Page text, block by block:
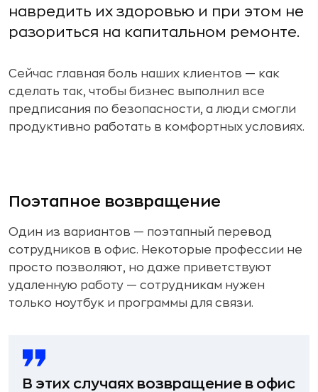
навредить их здоровью и при этом не
разориться на капитальном ремонте.
Сейчас главная боль наших клиентов — как
сделать так, чтобы бизнес выполнил все
предписания по безопасности, а люди смогли
продуктивно работать в комфортных условиях.
Поэтапное возвращение
Один из вариантов — поэтапный перевод
сотрудников в офис. Некоторые профессии не
просто позволяют, но даже приветствуют
удаленную работу — сотрудникам нужен
только ноутбук и программы для связи.
В этих случаях возвращение в офис